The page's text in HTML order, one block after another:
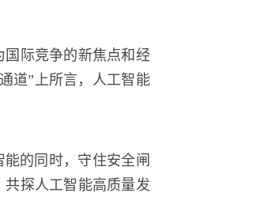
际竞争的新焦点和经
道”上所言，人工智能
的同时，守住安全闸
探人工智能高质量发